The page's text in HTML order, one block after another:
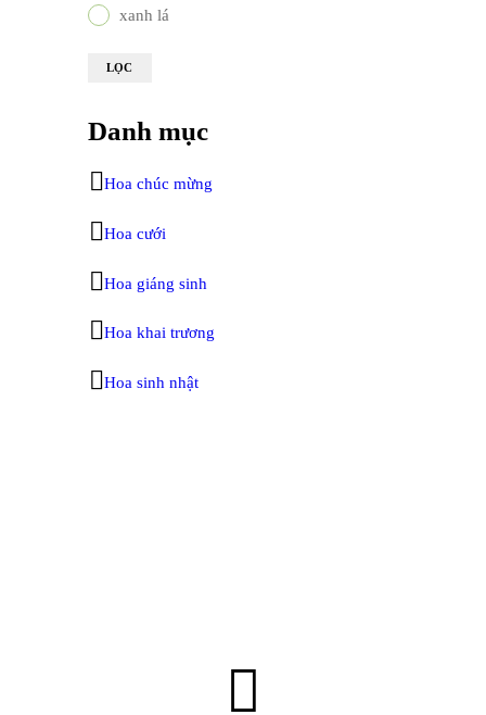
xanh lá
LỌC
Danh mục
Hoa chúc mừng
Hoa cưới
Hoa giáng sinh
Hoa khai trương
Hoa sinh nhật